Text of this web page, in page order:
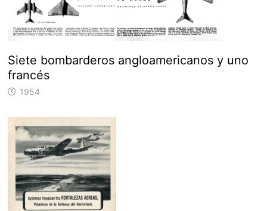
Siete bombarderos angloamericanos y uno
francés
1954